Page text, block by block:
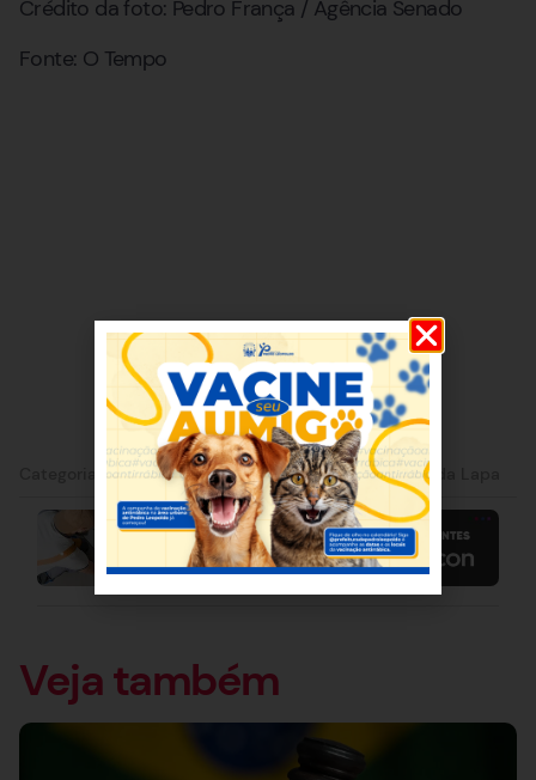
Crédito da foto: Pedro França / Agência Senado
Fonte: O Tempo
Categorias:Lagoa Santa|Pedro Leopoldo|São José da Lapa
Veja também